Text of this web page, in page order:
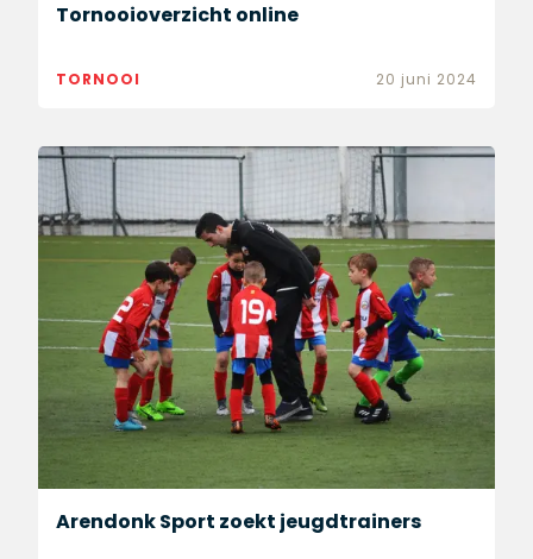
Tornooioverzicht online
TORNOOI 20 juni 2024
​Arendonk Sport zoekt jeugdtrainers